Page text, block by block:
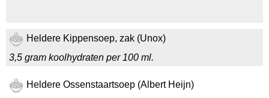
Heldere Kippensoep, zak (Unox)
3,5 gram koolhydraten per 100 ml.
Heldere Ossenstaartsoep (Albert Heijn)